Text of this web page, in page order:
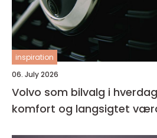
inspiration
06. July 2026
Volvo som bilvalg i
komfort og langsigtet